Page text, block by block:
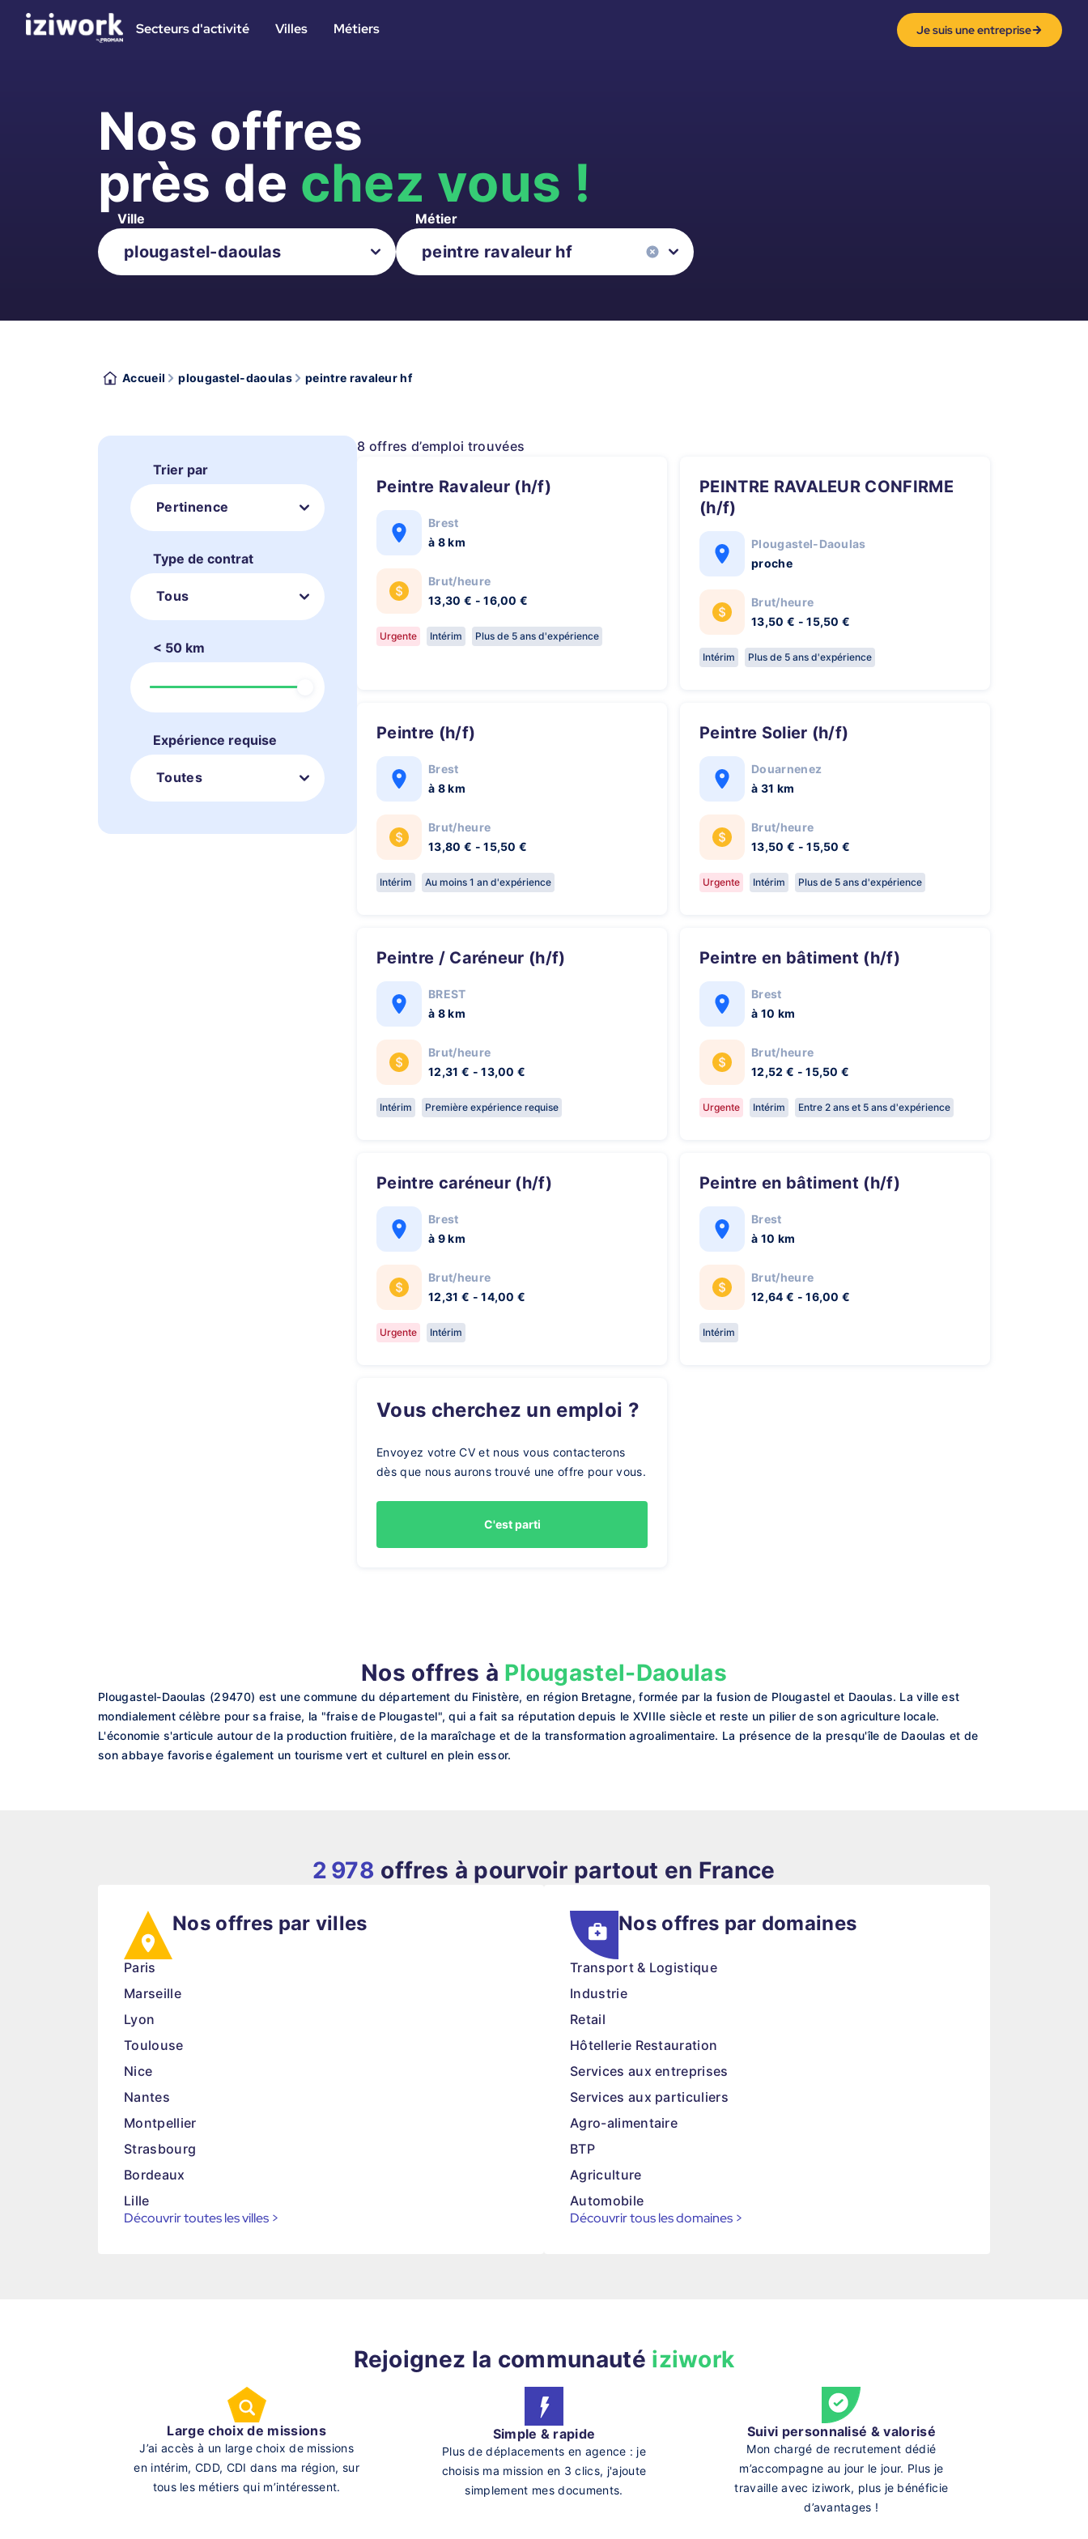
Secteurs d'activité Villes Métiers Je suis une entreprise
Nos offres
près de chez vous !
Ville Métier
Accueil plougastel-daoulas peintre ravaleur hf
Trier par
Pertinence
Type de contrat
Tous
< 50 km
Expérience requise
Toutes
8 offres d’emploi trouvées
Peintre Ravaleur (h/f)
Brest
à 8 km
Brut/heure
13,30 € - 16,00 €
Urgente Intérim Plus de 5 ans d'expérience
PEINTRE RAVALEUR CONFIRME
(h/f)
Plougastel-Daoulas
proche
Brut/heure
13,50 € - 15,50 €
Intérim Plus de 5 ans d'expérience
Peintre (h/f)
Brest
à 8 km
Brut/heure
13,80 € - 15,50 €
Intérim Au moins 1 an d'expérience
Peintre Solier (h/f)
Douarnenez
à 31 km
Brut/heure
13,50 € - 15,50 €
Urgente Intérim Plus de 5 ans d'expérience
Peintre / Caréneur (h/f)
BREST
à 8 km
Brut/heure
12,31 € - 13,00 €
Intérim Première expérience requise
Peintre en bâtiment (h/f)
Brest
à 10 km
Brut/heure
12,52 € - 15,50 €
Urgente Intérim Entre 2 ans et 5 ans d'expérience
Peintre caréneur (h/f)
Brest
à 9 km
Brut/heure
12,31 € - 14,00 €
Urgente Intérim
Peintre en bâtiment (h/f)
Brest
à 10 km
Brut/heure
12,64 € - 16,00 €
Intérim
Vous cherchez un emploi ?
Envoyez votre CV et nous vous contacterons
dès que nous aurons trouvé une offre pour vous.
C'est parti
Nos offres à Plougastel-Daoulas
Plougastel-Daoulas (29470) est une commune du département du Finistère, en région Bretagne, formée par la fusion de Plougastel et Daoulas. La ville est
mondialement célèbre pour sa fraise, la "fraise de Plougastel", qui a fait sa réputation depuis le XVIIIe siècle et reste un pilier de son agriculture locale.
L'économie s'articule autour de la production fruitière, de la maraîchage et de la transformation agroalimentaire. La présence de la presqu'île de Daoulas et de
son abbaye favorise également un tourisme vert et culturel en plein essor.
2 978 offres à pourvoir partout en France
Nos offres par villes
Paris
Marseille
Lyon
Toulouse
Nice
Nantes
Montpellier
Strasbourg
Bordeaux
Lille
Découvrir toutes les villes >
Nos offres par domaines
Transport & Logistique
Industrie
Retail
Hôtellerie Restauration
Services aux entreprises
Services aux particuliers
Agro-alimentaire
BTP
Agriculture
Automobile
Découvrir tous les domaines >
Rejoignez la communauté iziwork
Large choix de missions
J’ai accès à un large choix de missions
en intérim, CDD, CDI dans ma région, sur
tous les métiers qui m’intéressent.
Simple & rapide
Plus de déplacements en agence : je
choisis ma mission en 3 clics, j'ajoute
simplement mes documents.
Suivi personnalisé & valorisé
Mon chargé de recrutement dédié
m’accompagne au jour le jour. Plus je
travaille avec iziwork, plus je bénéficie
d’avantages !